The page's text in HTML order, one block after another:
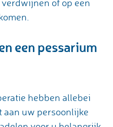
of op een
een pessarium
hebben allebei
aan uw persoonlijke